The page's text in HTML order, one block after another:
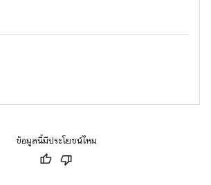
ข้อมูลนี้มีประโยชน์ไหม